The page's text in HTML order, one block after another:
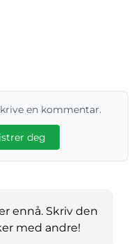
en kommentar.
deg
ennå. Skriv den
med andre!